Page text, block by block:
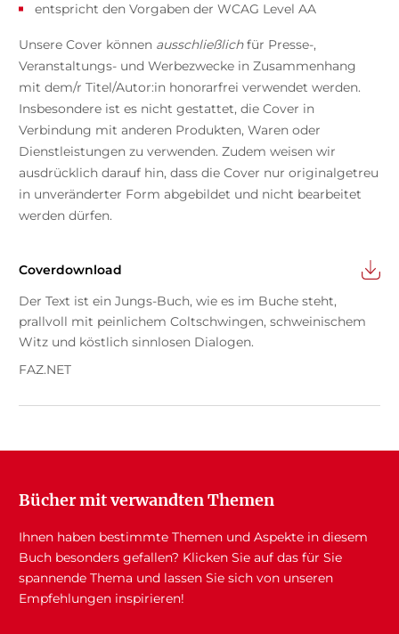
entspricht den Vorgaben der WCAG Level AA
Unsere Cover können ausschließlichfür Presse-,
Veranstaltungs- und Werbezwecke in Zusammenhang
mit dem/r Titel/Autor:in honorarfrei verwendet werden.
Insbesondere ist es nicht gestattet, die Cover in
Verbindung mit anderen Produkten, Waren oder
Dienstleistungen zu verwenden. Zudem weisen wir
ausdrücklich darauf hin, dass die Cover nur originalgetreu
in unveränderter Form abgebildet und nicht bearbeitet
werden dürfen.
Coverdownload
Der Text ist ein Jungs-Buch, wie es im Buche steht,
prallvoll mit peinlichem Coltschwingen, schweinischem
Witz und köstlich sinnlosen Dialogen.
FAZ.NET
Bücher mit verwandten Themen
Ihnen haben bestimmte Themen und Aspekte in diesem
Buch besonders gefallen? Klicken Sie auf das für Sie
spannende Thema und lassen Sie sich von unseren
Empfehlungen inspirieren!